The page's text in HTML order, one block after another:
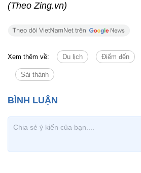
(Theo Zing.vn)
Xem thêm về: Du lịch Điểm đến
Sài thành